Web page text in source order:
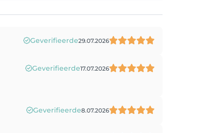
Geverifieerde29.07.2026
Geverifieerde17.07.2026
Geverifieerde8.07.2026